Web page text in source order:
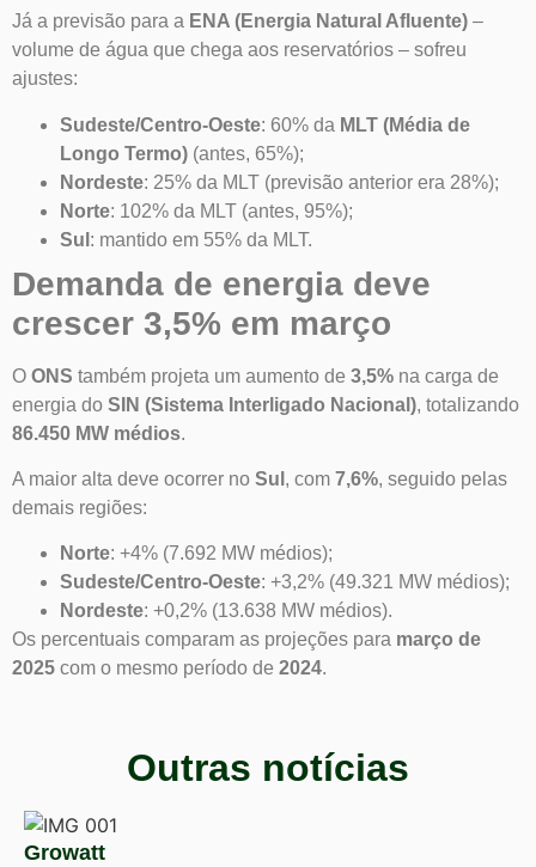
Já a previsão para a ENA (Energia Natural Afluente) –
volume de água que chega aos reservatórios – sofreu
ajustes:
Sudeste/Centro-Oeste: 60% da MLT (Média de
Longo Termo) (antes, 65%);
Nordeste: 25% da MLT (previsão anterior era 28%);
Norte: 102% da MLT (antes, 95%);
Sul : mantido em 55% da MLT.
Demanda de energia deve
crescer 3,5% em março
O ONS também projeta um aumento de 3,5% na carga de
energia do SIN (Sistema Interligado Nacional), totalizando
86.450 MW médios.
A maior alta deve ocorrer no Sul , com 7,6%, seguido pelas
demais regiões:
Norte: +4% (7.692 MW médios);
Sudeste/Centro-Oeste: +3,2% (49.321 MW médios);
Nordeste: +0,2% (13.638 MW médios).
Os percentuais comparam as projeções para março de
2025 com o mesmo período de 2024.
Outras notícias
Growatt